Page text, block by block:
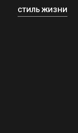
СТИЛЬ ЖИЗНИ